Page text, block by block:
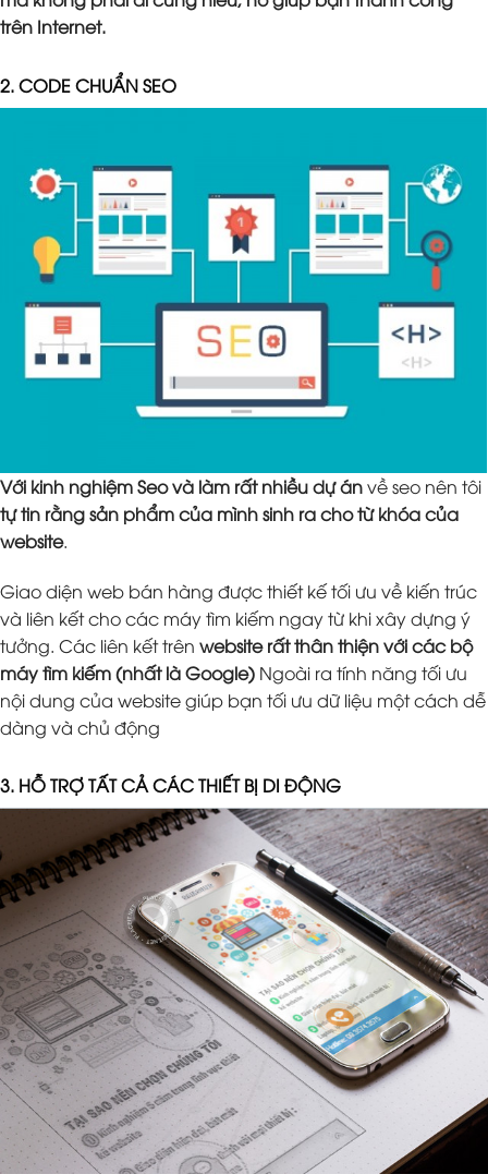
trên Internet.
2. CODE CHUẨN SEO
Với kinh nghiệm Seo và làm rất nhiều dự ánvề seo nên tôi
tự tin rằng sản phẩm của mình sinh ra cho từ khóa của
website.
Giao diện web bán hàng được thiết kế tối ưu về kiến trúc
và liên kết cho các máy tìm kiếm ngay từ khi xây dựng ý
tưởng. Các liên kết trên website rất thân thiện với các bộ
máy tìm kiếm (nhất là Google) Ngoài ra tính năng tối ưu
nội dung của website giúp bạn tối ưu dữ liệu một cách dễ
dàng và chủ động
3. HỖ TRỢ TẤT CẢ CÁC THIẾT BỊ DI ĐỘNG